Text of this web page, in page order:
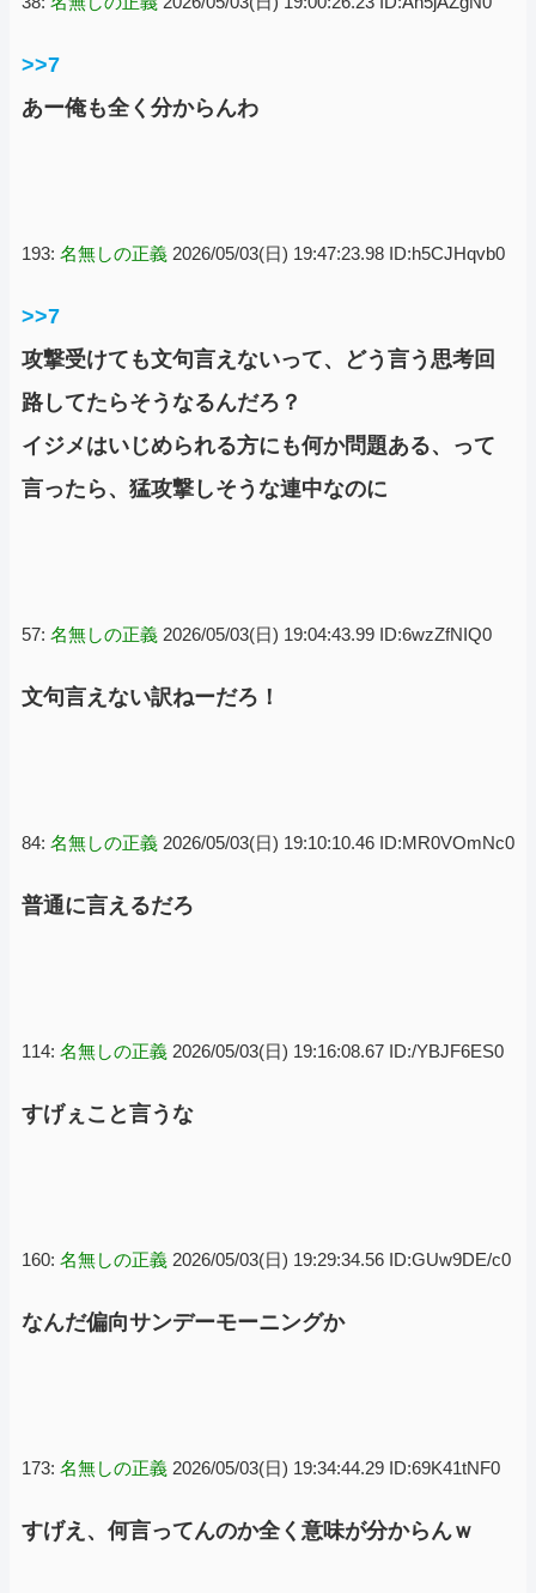
>>7
あー俺も全く分からんわ
193: 名無しの正義 2026/05/03(日) 19:47:23.98 ID:h5CJHqvb0
>>7
攻撃受けても文句言えないって、どう言う思考回
路してたらそうなるんだろ？
イジメはいじめられる方にも何か問題ある、って
言ったら、猛攻撃しそうな連中なのに
57: 名無しの正義 2026/05/03(日) 19:04:43.99 ID:6wzZfNIQ0
文句言えない訳ねーだろ！
84: 名無しの正義 2026/05/03(日) 19:10:10.46 ID:MR0VOmNc0
普通に言えるだろ
114: 名無しの正義 2026/05/03(日) 19:16:08.67 ID:/YBJF6ES0
すげぇこと言うな
160: 名無しの正義 2026/05/03(日) 19:29:34.56 ID:GUw9DE/c0
なんだ偏向サンデーモーニングか
173: 名無しの正義 2026/05/03(日) 19:34:44.29 ID:69K41tNF0
すげえ、何言ってんのか全く意味が分からんｗ